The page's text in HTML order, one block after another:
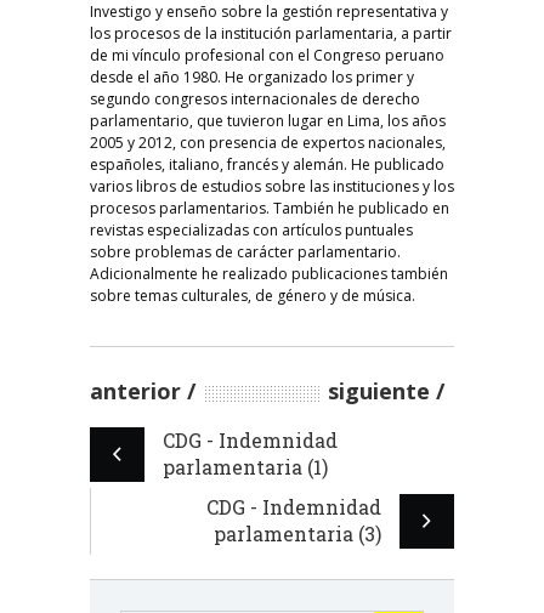
Investigo y enseño sobre la gestión representativa y
los procesos de la institución parlamentaria, a partir
de mi vínculo profesional con el Congreso peruano
desde el año 1980. He organizado los primer y
segundo congresos internacionales de derecho
parlamentario, que tuvieron lugar en Lima, los años
2005 y 2012, con presencia de expertos nacionales,
españoles, italiano, francés y alemán. He publicado
varios libros de estudios sobre las instituciones y los
procesos parlamentarios. También he publicado en
revistas especializadas con artículos puntuales
sobre problemas de carácter parlamentario.
Adicionalmente he realizado publicaciones también
sobre temas culturales, de género y de música.
anterior siguiente
CDG - Indemnidad
parlamentaria (1)
CDG - Indemnidad
parlamentaria (3)